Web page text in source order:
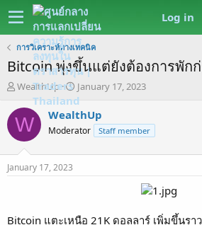
Log in
การวิเคราะห์ทางเทคนิค
Bitcoin พุ่งขึ้นแต่ยังต้องการพัก
T
r
e
a
t
WealthUp
S
t
a
t
January 17, 2023
W WealthUp
Moderator Staff member
January 17, 2023
Bitcoin แตะเหนือ 21K ดอลลาร์ เพิ่มขึ้นร